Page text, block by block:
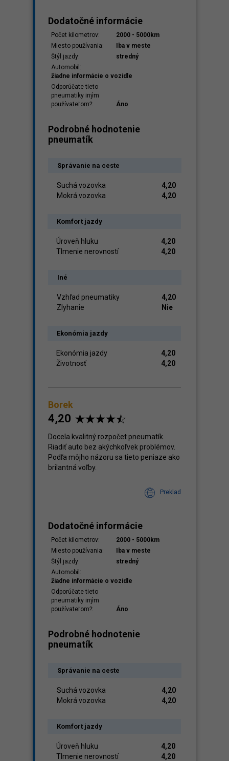
Dodatočné informácie
Počet kilometrov:
2000 - 5000km
Miesto používania:
Iba v meste
Štýl jazdy:
stredný
Automobil:
žiadne informácie o vozidle
Odporúčate tieto
pneumatiky iným
používateľom?:
Áno
Podrobné hodnotenie
pneumatík
Správanie na ceste
Suchá vozovka
4,20
Mokrá vozovka
4,20
Komfort jazdy
Úroveň hluku
4,20
Tlmenie nerovností
4,20
Iné
Vzhľad pneumatiky
4,20
Zlyhanie
Nie
Ekonómia jazdy
Ekonómia jazdy
4,20
Životnosť
4,20
Borek
4,20
Docela kvalitný rozpočet pneumatík.
Riadiť auto bez akýchkoľvek problémov.
Podľa môjho názoru sa tieto peniaze ako
brilantná voľby.
Preklad
Dodatočné informácie
Počet kilometrov:
2000 - 5000km
Miesto používania:
Iba v meste
Štýl jazdy:
stredný
Automobil:
žiadne informácie o vozidle
Odporúčate tieto
pneumatiky iným
používateľom?:
Áno
Podrobné hodnotenie
pneumatík
Správanie na ceste
Suchá vozovka
4,20
Mokrá vozovka
4,20
Komfort jazdy
Úroveň hluku
4,20
Tlmenie nerovností
4,20